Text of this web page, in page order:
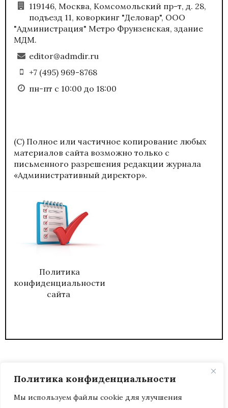
Политика конфиденциальности
Мы используем файлы cookie для улучшения
119146, Москва, Комсомольский пр-т, д. 28,
подъезд 11, коворкинг "Деловар", ООО
"Администрация" Метро Фрунзенская, здание
МДМ.
editor@admdir.ru
+7 (495) 969-8768
пн-пт с 10:00 до 18:00
(С) Полное или частичное копирование любых
материалов сайта возможно только с
письменного разрешения редакции журнала
«Административный директор».
Политика
конфиденциальности
сайта